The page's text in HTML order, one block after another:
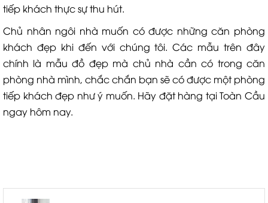
tiếp khách thực sự thu hút.
Chủ nhân ngôi nhà muốn có được những căn phòng
khách đẹp khi đến với chúng tôi. Các mẫu trên đây
chính là mẫu đồ đẹp mà chủ nhà cần có trong căn
phòng nhà mình, chắc chắn bạn sẽ có được một phòng
tiếp khách đẹp như ý muốn. Hãy đặt hàng tại Toàn Cầu
ngay hôm nay.